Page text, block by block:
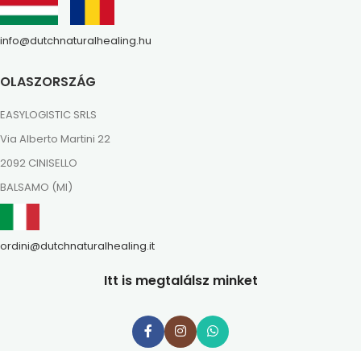
info@dutchnaturalhealing.hu
OLASZORSZÁG
EASYLOGISTIC SRLS
Via Alberto Martini 22
2092 CINISELLO
BALSAMO (MI)
ordini@dutchnaturalhealing.it
Itt is megtalálsz minket